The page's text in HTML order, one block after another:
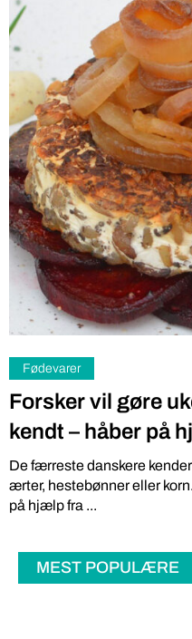
Fødevarer
Forsker vil gøre
kendt – håber på
De færreste danskere
ærter, hestebønner eller
på hjælp fra ...
MEST POPULÆRE